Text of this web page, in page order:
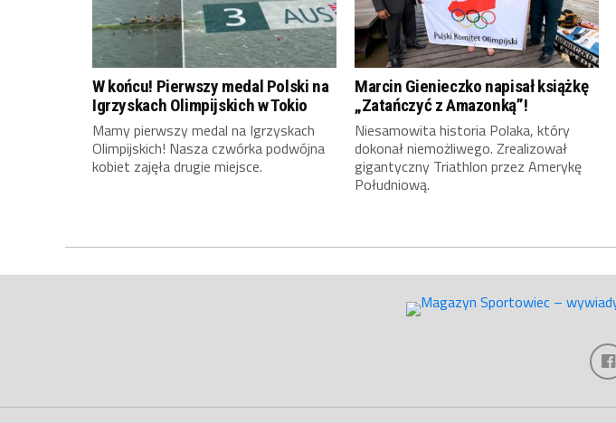
W końcu! Pierwszy medal Polski na
Igrzyskach Olimpijskich w Tokio
Mamy pierwszy medal na Igrzyskach
Olimpijskich! Nasza czwórka podwójna
kobiet zajęła drugie miejsce.
Marcin Gienieczko napisał książkę
„Zatańczyć z Amazonką”!
Niesamowita historia Polaka, który
dokonał niemożliwego. Zrealizował
gigantyczny Triathlon przez Amerykę
Południową.